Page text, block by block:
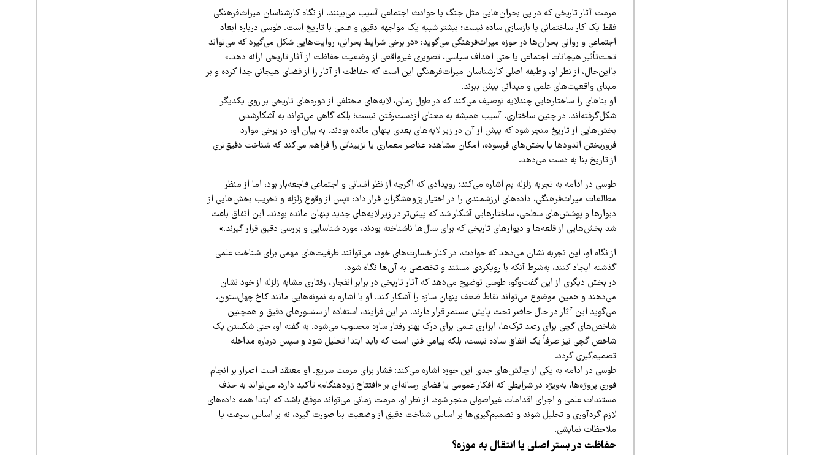
مرمت آثار تاریخی که در پی بحران‌هایی مثل جنگ یا حوادث اجتماعی آسیب می‌بینند، از نگاه کارشناسان میراث‌فرهنگی
فقط یک کار ساختمانی یا بازسازی ساده نیست؛ بیشتر شبیه یک مواجهه دقیق و علمی با تاریخ است. طوسی درباره ابعاد
اجتماعی و روانی بحران‌ها در حوزه میراث‌فرهنگی می‌گوید: «در برخی شرایط بحرانی، روایت‌هایی شکل می‌گیرد که می‌تواند
تحت‌تأثیر هیجانات اجتماعی یا حتی اهداف سیاسی، تصویری غیرواقعی از وضعیت حفاظت از آثار تاریخی ارائه دهد.»
بااین‌حال، از نظر او، وظیفه اصلی کارشناسان میراث‌فرهنگی این است که حفاظت از آثار را از فضای هیجانی جدا کرده و بر
مبنای واقعیت‌های علمی و میدانی پیش ببرند.
او بناهای را ساختارهایی چندلایه توصیف می‌کند که در طول زمان، لایه‌های مختلفی از دوره‌های تاریخی بر روی یکدیگر
شکل‌گرفته‌اند. در چنین ساختاری، آسیب همیشه به معنای ازدست‌رفتن نیست؛ بلکه گاهی می‌تواند به آشکارشدن
بخش‌هایی از تاریخ منجر شود که پیش از آن در زیر لایه‌های بعدی پنهان مانده بودند. به بیان او، در برخی موارد
فروریختن اندودها یا بخش‌های فرسوده، امکان مشاهده عناصر معماری یا تزییناتی را فراهم می‌کند که شناخت دقیق‌تری
از تاریخ بنا به دست می‌دهد.
طوسی در ادامه به تجربه زلزله بم اشاره می‌کند؛ رویدادی که اگرچه از نظر انسانی و اجتماعی فاجعه‌بار بود، اما از منظر
مطالعات میراث‌فرهنگی، داده‌های ارزشمندی را در اختیار پژوهشگران قرار داد: «پس از وقوع زلزله و تخریب بخش‌هایی از
دیوارها و پوشش‌های سطحی، ساختارهایی آشکار شد که پیش‌تر در زیر لایه‌های جدید پنهان مانده بودند. این اتفاق باعث
شد بخش‌هایی از قلعه‌ها و دیوارهای تاریخی که برای سال‌ها ناشناخته بودند، مورد شناسایی و بررسی دقیق قرار گیرند.»
از نگاه او، این تجربه نشان می‌دهد که حوادث، در کنار خسارت‌های خود، می‌توانند ظرفیت‌های مهمی برای شناخت علمی
گذشته ایجاد کنند، به‌شرط آنکه با رویکردی مستند و تخصصی به آن‌ها نگاه شود.
در بخش دیگری از این گفت‌وگو، طوسی توضیح می‌دهد که آثار تاریخی در برابر انفجار، رفتاری مشابه زلزله از خود نشان
می‌دهند و همین موضوع می‌تواند نقاط ضعف پنهان سازه را آشکار کند. او با اشاره به نمونه‌هایی مانند کاخ چهل‌ستون،
می‌گوید این آثار در حال حاضر تحت پایش مستمر قرار دارند. در این فرایند، استفاده از سنسورهای دقیق و همچنین
شاخص‌های گچی برای رصد ترک‌ها، ابزاری علمی برای درک بهتر رفتار سازه محسوب می‌شود. به گفته او، حتی شکستن یک
شاخص گچی نیز صرفاً یک اتفاق ساده نیست، بلکه پیامی فنی است که باید ابتدا تحلیل شود و سپس درباره مداخله
تصمیم‌گیری گردد.
طوسی در ادامه به یکی از چالش‌های جدی این حوزه اشاره می‌کند: فشار برای مرمت سریع. او معتقد است اصرار بر انجام
فوری پروژه‌ها، به‌ویژه در شرایطی که افکار عمومی یا فضای رسانه‌ای بر «افتتاح زودهنگام» تأکید دارد، می‌تواند به حذف
مستندات علمی و اجرای اقدامات غیراصولی منجر شود. از نظر او، مرمت زمانی می‌تواند موفق باشد که ابتدا همه داده‌های
لازم گردآوری و تحلیل شوند و تصمیم‌گیری‌ها بر اساس شناخت دقیق از وضعیت بنا صورت گیرد، نه بر اساس سرعت یا
ملاحظات نمایشی.
حفاظت در بستر اصلی یا انتقال به موزه؟